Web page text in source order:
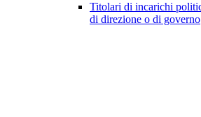
Titolari di incarichi
di direzione o di governo